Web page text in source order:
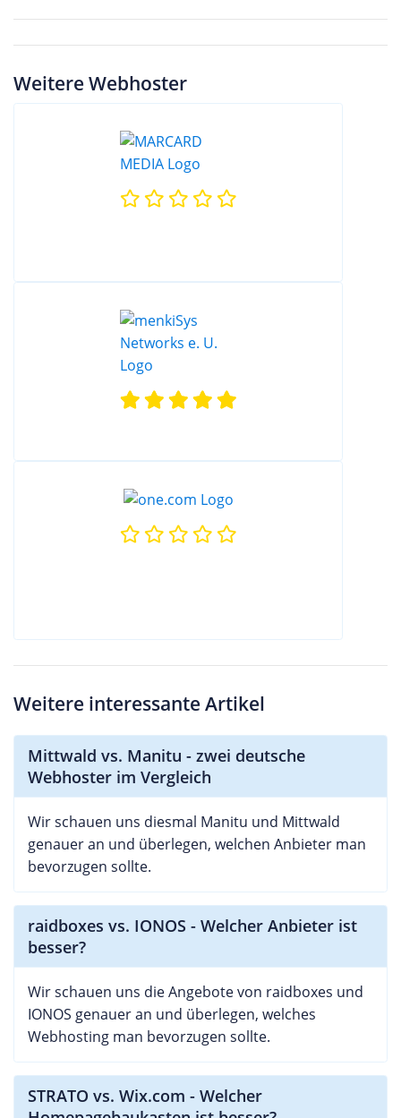
Weitere Webhoster
Weitere interessante Artikel
Mittwald vs. Manitu - zwei deutsche
Webhoster im Vergleich
Wir schauen uns diesmal Manitu und Mittwald
genauer an und überlegen, welchen Anbieter man
bevorzugen sollte.
raidboxes vs. IONOS - Welcher Anbieter ist
besser?
Wir schauen uns die Angebote von raidboxes und
IONOS genauer an und überlegen, welches
Webhosting man bevorzugen sollte.
STRATO vs. Wix.com - Welcher